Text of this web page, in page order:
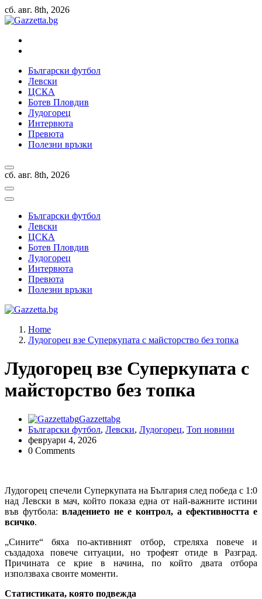
Skip
to
сб. авг. 8th, 2026
Актуални новини за българския футбол, прогнозни резултати и
коментари
Български футбол
Левски
ЦСКА
Ботев Пловдив
Лудогорец
Интервюта
Превюта
Полезни връзки
сб. авг. 8th, 2026
Български футбол
Левски
ЦСКА
Ботев Пловдив
Лудогорец
Интервюта
Превюта
Полезни връзки
Актуални новини за българския футбол, прогнозни резултати и
коментари
Home
Лудогорец взе Суперкупата с майсторство без топка
Лудогорец взе Суперкупата с
майсторство без топка
Gazzettabg
Български футбол, Левски, Лудогорец, Топ новини
февруари 4, 2026
0 Comments
Лудогорец спечели Суперкупата на България след победа с 1:0
над Левски в мач, който показа една от най-важните истини
във футбола: владението не е контрол, а ефективността е
всичко.
„Сините“ бяха по-активният отбор, стреляха повече и
създадоха повече ситуации, но трофеят отиде в Разград.
Причината се крие в начина, по който двата отбора
използваха своите моменти.
Статистиката, която подвежда